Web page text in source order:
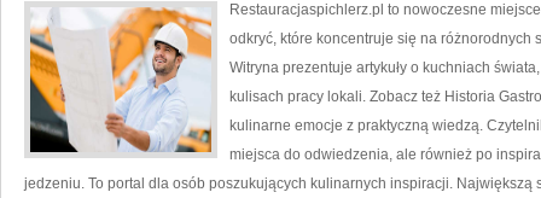
Restauracjaspichlerz.pl to nowoczesne
odkryć, które koncentruje się na różnorodnych
Witryna prezentuje artykuły o kuchniach
kulisach pracy lokali. Zobacz też Historia
kulinarne emocje z praktyczną wiedzą.
miejsca do odwiedzenia, ale również po
jedzeniu. To portal dla osób poszukujących kulinarnych inspiracji. Największą